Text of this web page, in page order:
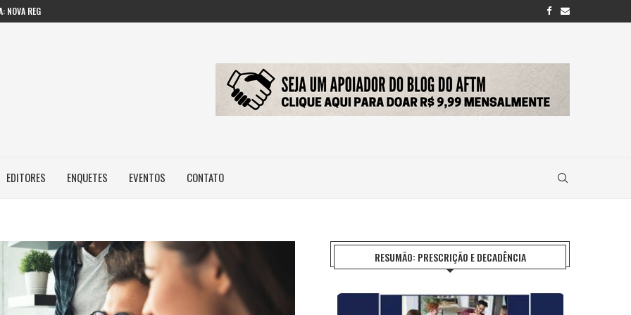
NOVA REGRA...
EDITORES ENQUETES EVENTOS CONTATO
RESUMÃO: PRESCRIÇÃO E DECADÊNCIA